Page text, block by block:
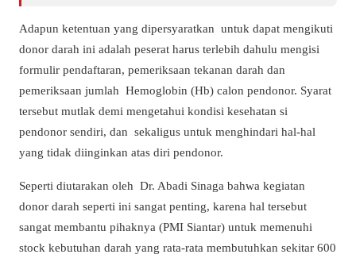
Adapun ketentuan yang dipersyaratkan untuk dapat mengikuti
donor darah ini adalah peserat harus terlebih dahulu mengisi
formulir pendaftaran, pemeriksaan tekanan darah dan
pemeriksaan jumlah Hemoglobin (Hb) calon pendonor. Syarat
tersebut mutlak demi mengetahui kondisi kesehatan si
pendonor sendiri, dan sekaligus untuk menghindari hal-hal
yang tidak diinginkan atas diri pendonor.
Seperti diutarakan oleh Dr. Abadi Sinaga bahwa kegiatan
donor darah seperti ini sangat penting, karena hal tersebut
sangat membantu pihaknya (PMI Siantar) untuk memenuhi
stock kebutuhan darah yang rata-rata membutuhkan sekitar 600